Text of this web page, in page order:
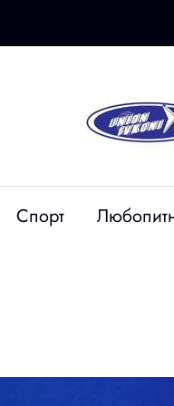
Спорт